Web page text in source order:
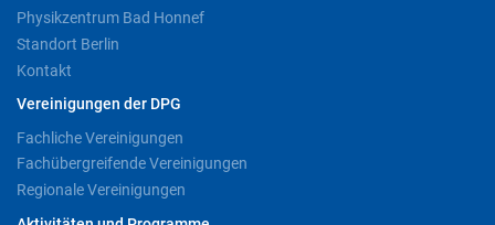
Physikzentrum Bad Honnef
Standort Berlin
Kontakt
Vereinigungen der DPG
Fachliche Vereinigungen
Fachübergreifende Vereinigungen
Regionale Vereinigungen